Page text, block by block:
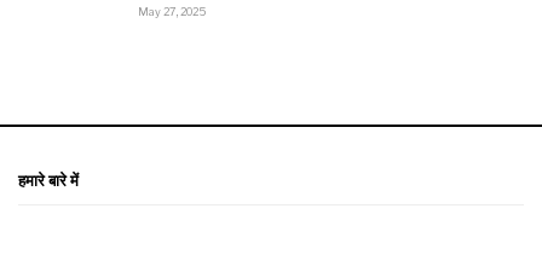
May 27, 2025
हमारे बारे में